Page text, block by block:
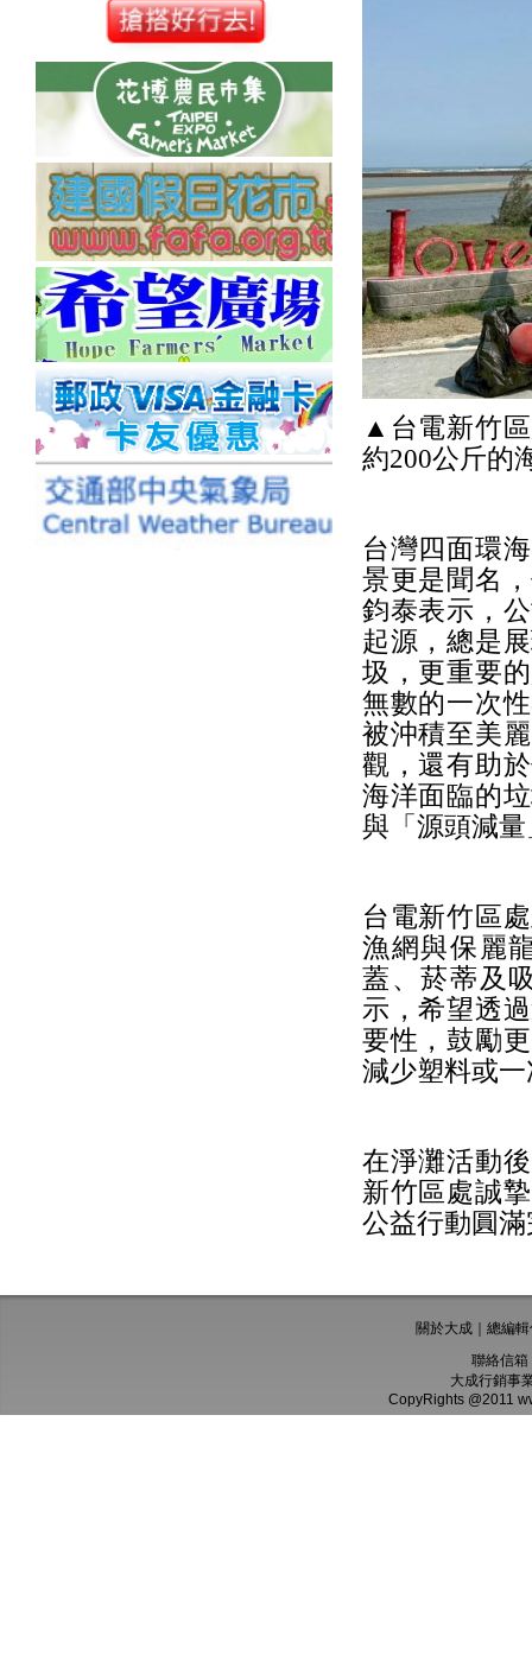
▲台電新竹
約200公斤的
台灣四面環
景更是聞名
鈞泰表示，
起源，總是
圾，更重要
無數的一次
被沖積至美
觀，還有助
海洋面臨的
與「源頭減
台電新竹區
漁網與保麗
蓋、菸蒂及
示，希望透
要性，鼓勵
減少塑料或
在淨灘活動
新竹區處誠
公益行動圓